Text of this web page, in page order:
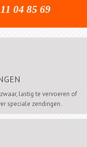
04 85 69
lastig te vervoeren of
speciale zendingen.